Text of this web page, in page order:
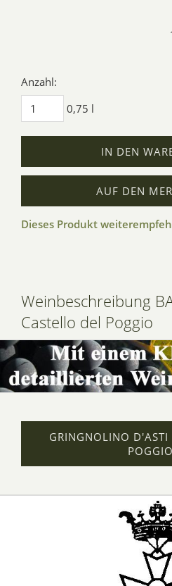
Anzahl:
0,75 l
IN DEN
AUF DEN
Dieses Produkt
Weinbeschreibung
Castello del Poggio
GRINGNOLINO D'ASTI
POGGIO